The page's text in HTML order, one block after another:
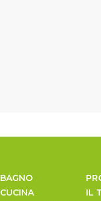
BAGNO
CUCINA
IL